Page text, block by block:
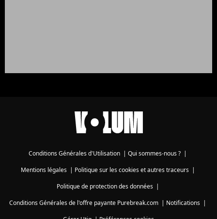
Conditions Générales d'Utilisation | Qui sommes-nous ? |
Mentions légales| Politique sur les cookies et autres traceurs|
Politique de protection des données|
Conditions Générales de l'offre payante Purebreak.com | Notifications |